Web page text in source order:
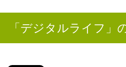
「デジタルライフ」